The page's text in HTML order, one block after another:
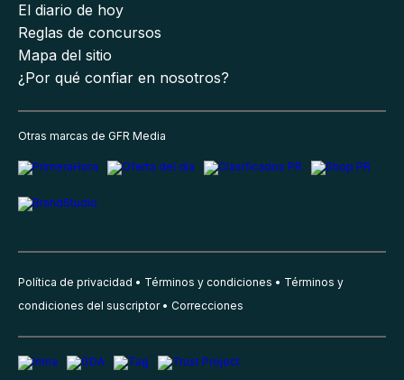
El diario de hoy
Reglas de concursos
Mapa del sitio
¿Por qué confiar en nosotros?
Otras marcas de GFR Media
Política de privacidad Términos y condiciones
Términos y
condiciones del suscriptor
Correcciones